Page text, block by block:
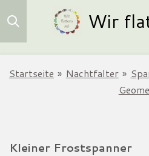
Zum
Hauptinhalt
Wir
Startseite » Nachtfalter »
Kleiner Frostspanner